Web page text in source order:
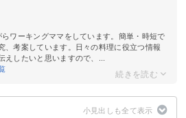
ワーキングママをしています。簡単・時短で
、考案しています。日々の料理に役立つ情報
えしたいと思いますので、...